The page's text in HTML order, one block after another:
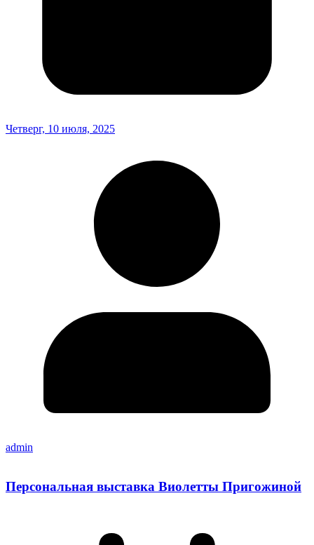
Четверг, 10 июля, 2025
admin
Персональная выставка Виолетты Пригожиной